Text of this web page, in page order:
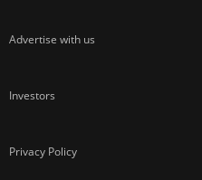
Advertise with us
Investors
Privacy Policy